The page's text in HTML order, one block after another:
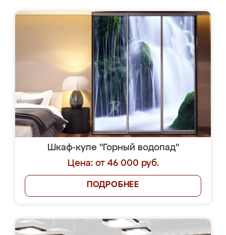
Шкаф-купе "Горный водопад"
Цена: от 46 000 руб.
ПОДРОБНЕЕ